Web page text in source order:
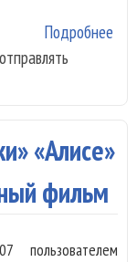
Подробнее
«Алисе»
фильм
пользователем